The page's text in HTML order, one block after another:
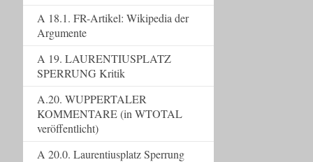
A 18.1. FR-Artikel: Wikipedia der
Argumente
A 19. LAURENTIUSPLATZ
SPERRUNG Kritik
A.20. WUPPERTALER
KOMMENTARE (in WTOTAL
veröffentlicht)
A 20.0. Laurentiusplatz Sperrung